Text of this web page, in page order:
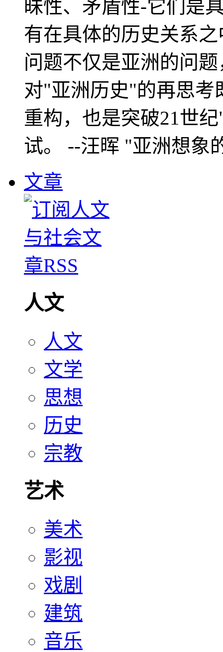
昧性、矛盾性-它们是
有在具体的历史关系
问题不仅是亚洲的问
对"亚洲历史"的再思考
重构，也是突破21世
试。 --汪晖 "亚洲想象
文章
人文
人文
文学
思想
历史
宗教
艺术
美术
影视
戏剧
建筑
音乐